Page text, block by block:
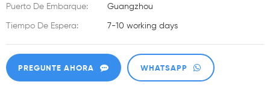
Puerto De Embarque: Guangzhou
Tiempo De Espera: 7-10 working days
PREGUNTE AHORA WHATSAPP